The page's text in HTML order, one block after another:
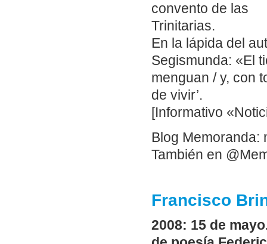
convento de las
Trinitarias.
En la lápida del
Segismunda: «El
menguan / y, con
de vivir’.
[Informativo
Blog Memoranda:
También en
Francisco
2008: 15 de